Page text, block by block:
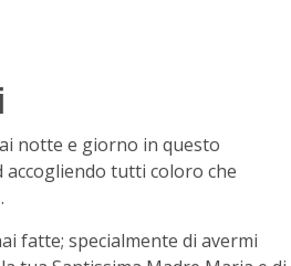
notte e giorno in questo
tutti coloro che
.
fatte; specialmente di avermi